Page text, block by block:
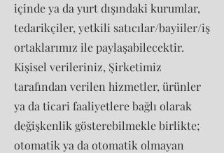
içinde ya da yurt dışındaki kurumlar,
tedarikçiler, yetkili satıcılar/bayiiler/iş
ortaklarımız ile paylaşabilecektir.
Kişisel verileriniz, Şirketimiz
tarafından verilen hizmetler, ürünler
ya da ticari faaliyetlere bağlı olarak
değişkenlik gösterebilmekle birlikte;
otomatik ya da otomatik olmayan